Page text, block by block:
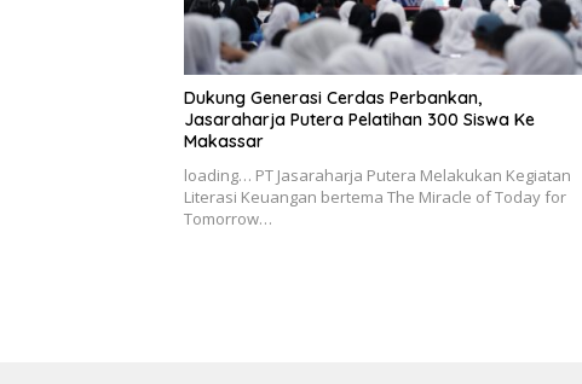
Dukung Generasi Cerdas Perbankan,
Jasaraharja Putera Pelatihan 300 Siswa Ke
Makassar
loading… PT Jasaraharja Putera Melakukan Kegiatan
Literasi Keuangan bertema The Miracle of Today for
Tomorrow…